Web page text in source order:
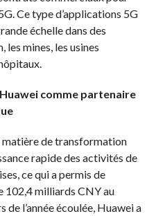
Ce type d’applications 5G
échelle dans des
mines, les usines
comme partenaire
matière de transformation
rapide des activités de
ce qui a permis de
102,4 milliards CNY au
de l’année écoulée, Huawei a